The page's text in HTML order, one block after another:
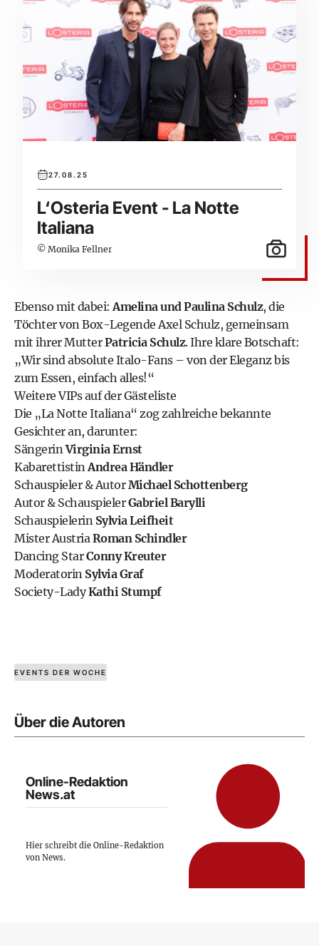
27.08.25
L‘Osteria Event - La Notte
Italiana
© Monika Fellner
Ebenso mit dabei:Amelina und Paulina Schulz, die
Töchter von Box-Legende Axel Schulz, gemeinsam
mit ihrer MutterPatricia Schulz. Ihre klare Botschaft:
„Wir sind absolute Italo-Fans – von der Eleganz bis
zum Essen, einfach alles!“
Weitere VIPs auf der Gästeliste
Die „La Notte Italiana“ zog zahlreiche bekannte
Gesichter an, darunter:
SängerinVirginia Ernst
KabarettistinAndrea Händler
Schauspieler & AutorMichael Schottenberg
Autor & SchauspielerGabriel Barylli
Schauspielerin Sylvia Leifheit
Mister AustriaRoman Schindler
Dancing StarConny Kreuter
Moderatorin Sylvia Graf
Society-LadyKathi Stumpf
EVENTS DER WOCHE
Über die Autoren
Online-Redaktion
News.at
Hier schreibt die Online-Redaktion
von News.